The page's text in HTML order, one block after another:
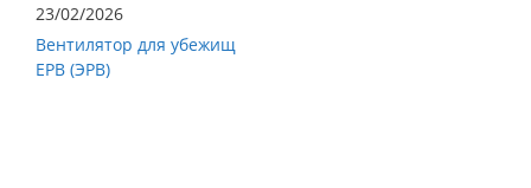
23/02/2026
Вентилятор для убежищ
ЕРВ (ЭРВ)